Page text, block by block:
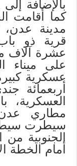
بالإضافة
كما أقامت
مدينة
قرية ذو
عشرة آلاف
على ميناء
عسكرية
أربعمائة
العسكرية،
مطاري عدن
سيطرت
الجنوبية من
أمام الخطة